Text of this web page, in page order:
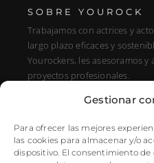
Gestionar
Para ofrecer las mejores
las cookies para almacenar y/o
dispositivo. El consentimiento
SOBRE YOUROCK
Trabajamos con actrices y
largo plazo eficaces y
Yourockers, les asesoramos
proyectos profesionales.
DIRECCIÓN
SÍGUENOS